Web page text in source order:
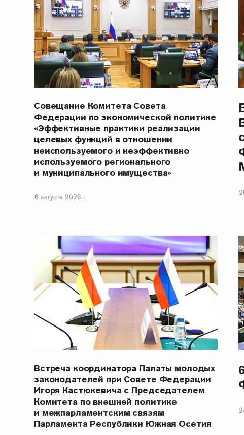
Совещание Комитета Совета
Федерации по экономической политике
«Эффективные практики реализации
целевых функций в отношении
неиспользуемого и неэффективно
используемого регионального
и муниципального имущества»
6 августа 2026 г.
Встреча координатора Палаты молодых
законодателей при Совете Федерации
Игоря Кастюкевича с Председателем
Комитета по внешней политике
и межпарламентским связям
Парламента Республики Южная Осетия